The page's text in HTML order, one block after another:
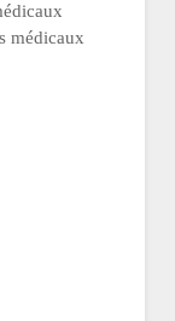
médicaux